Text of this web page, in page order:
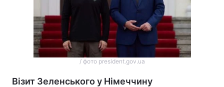
/ фото president.gov.ua
Візит Зеленського у Німеччину